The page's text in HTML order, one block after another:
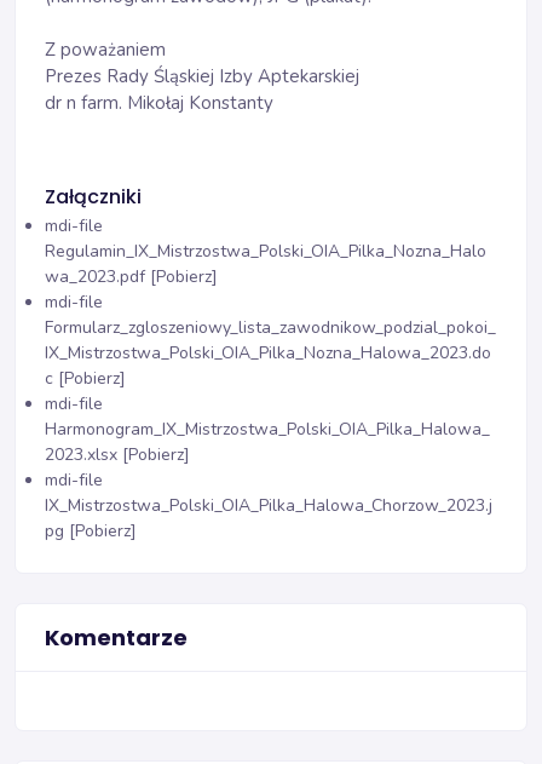
Z poważaniem
Prezes Rady Śląskiej Izby Aptekarskiej
dr n farm. Mikołaj Konstanty
Załączniki
mdi-file
Regulamin_IX_Mistrzostwa_Polski_OIA_Pilka_Nozna_Halo
wa_2023.pdf [Pobierz]
mdi-file
Formularz_zgloszeniowy_lista_zawodnikow_podzial_pokoi_
IX_Mistrzostwa_Polski_OIA_Pilka_Nozna_Halowa_2023.do
c [Pobierz]
mdi-file
Harmonogram_IX_Mistrzostwa_Polski_OIA_Pilka_Halowa_
2023.xlsx [Pobierz]
mdi-file
IX_Mistrzostwa_Polski_OIA_Pilka_Halowa_Chorzow_2023.j
pg [Pobierz]
Komentarze